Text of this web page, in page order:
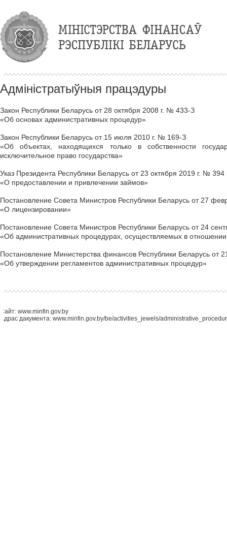
Адміністратыўныя працэдуры
Закон Республики Беларусь от 28 октября 2008 г. № 433-З
«Об основах административных процедур»
Закон Республики Беларусь от 15 июля 2010 г. № 169-З
«Об объектах, находящихся только в собственности
исключительное право государства»
Указ Президента Республики Беларусь от 23 октября 2019 г. № 394
«О предоставлении и привлечении займов»
Постановление Совета Министров Республики Беларусь от 27
«О лицензировании»
Постановление Совета Министров Республики Беларусь от 24
«Об административных процедурах, осуществляемых в отношении
Постановление Министерства финансов Республики Беларусь от
«Об утверждении регламентов административных процедур»
Сайт: www.minfin.gov.by
Адрас дакумента: www.minfin.gov.by/be/activities_jewels/